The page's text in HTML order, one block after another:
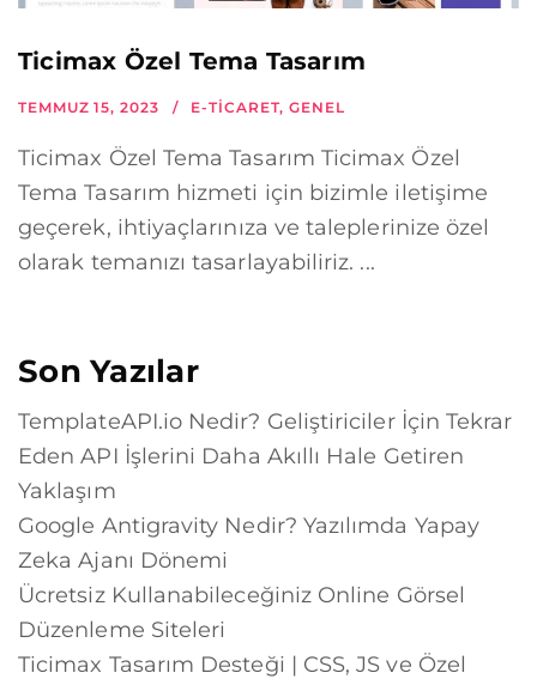
Ticimax Özel Tema Tasarım
TEMMUZ 15, 2023 E-TICARET,GENEL
Ticimax Özel Tema Tasarım Ticimax Özel
Tema Tasarım hizmeti için bizimle iletişime
geçerek, ihtiyaçlarınıza ve taleplerinize özel
olarak temanızı tasarlayabiliriz. ...
Son Yazılar
TemplateAPI.io Nedir? Geliştiriciler İçin Tekrar
Eden API İşlerini Daha Akıllı Hale Getiren
Yaklaşım
Google Antigravity Nedir? Yazılımda Yapay
Zeka Ajanı Dönemi
Ücretsiz Kullanabileceğiniz Online Görsel
Düzenleme Siteleri
Ticimax Tasarım Desteği | CSS, JS ve Özel